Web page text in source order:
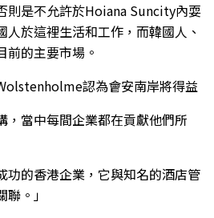
則是不允許於Hoiana Suncity內耍
於這裡生活和工作，而韓國人、
前的主要市場。
認為會安南岸將得益
，當中每間企業都在貢獻他們所
功的香港企業，它與知名的酒店管
。」